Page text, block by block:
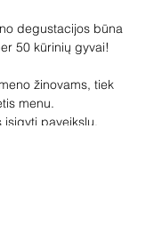
degustacijos būna
50 kūrinių gyvai!
žinovams, tiek
menu.
įsigyti paveikslų,